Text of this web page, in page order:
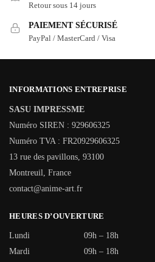
Retour sous 14 jours
PAIEMENT SÉCURISÉ
PayPal / MasterCard / Visa
INFORMATIONS ENTREPRISE
SASU IMPRESSME
Numéro SIREN : 929606325
Numéro TVA : FR20929606325
13 rue des pavillons, 93100
Montreuil, France
contact@anime-art.fr
HEURES D’OUVERTURE
Lundi
09h – 18h
Mardi
09h – 18h